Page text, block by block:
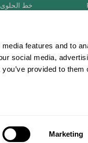
features and to
social media,
provided to them
Marketing
خط الحلوى
اللعبة
ألعاب
ألعاب اون